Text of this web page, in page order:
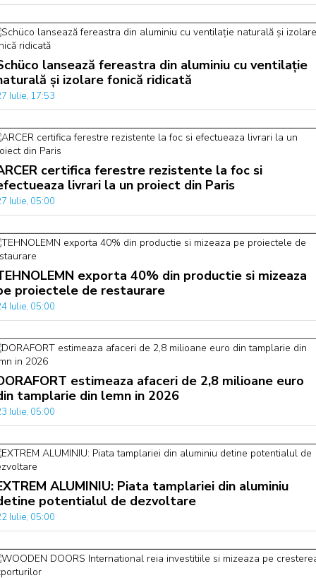
lansează fereastra din aluminiu cu ventilație
și izolare fonică ridicată
Iulie, 17:53
certifica ferestre rezistente la foc si
livrari la un proiect din Paris
Iulie, 05:00
exporta 40% din productie si mizeaza
proiectele de restaurare
Iulie, 05:00
estimeaza afaceri de 2,8 milioane euro
tamplarie din lemn in 2026
Iulie, 05:00
ALUMINIU: Piata tamplariei din aluminiu
potentialul de dezvoltare
Iulie, 05:00